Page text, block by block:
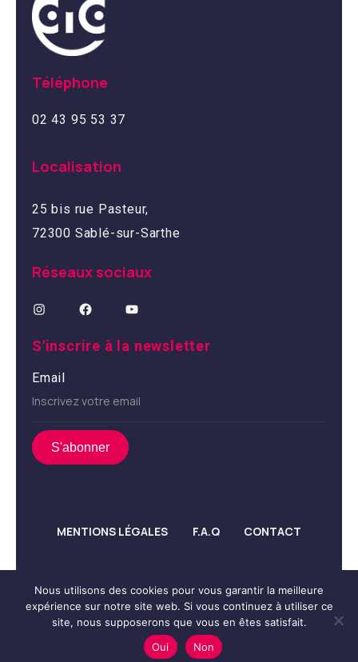
Téléphone
02 43 95 53 37
Localisation
25 bis rue Pasteur,
72300 Sablé-sur-Sarthe
Réseaux sociaux
S'inscrire à la newsletter
Email
MENTIONS LÉGALES F.A.Q CONTACT
© Propulsé parRéulys
Nous utilisons des cookies pour vous garantir la meilleure
expérience sur notre site web. Si vous continuez à utiliser ce
site, nous supposerons que vous en êtes satisfait.
Oui
Non